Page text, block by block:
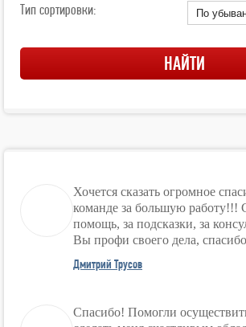
Тип сортировки:
Хочется сказать огромное
команде за большую работу!!!
помощь, за подсказки, за
Вы профи своего дела,
Дмитрий Трусов
Спасибо! Помогли